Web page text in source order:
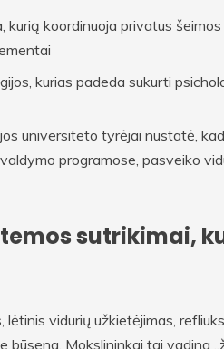
kurią koordinuoja privatus
kurias padeda sukurti
universiteto tyrėjai nustatė,
programose, pasveiko
sutrikimai,
lėtinis vidurių užkietėjimas,
būsena. Mokslininkai tai vadina